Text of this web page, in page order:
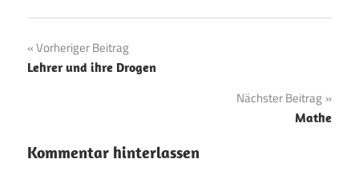
Beitragsnavigation
Vorheriger Beitrag
Lehrer und ihre Drogen
Nächster Beitrag
Mathe
Kommentar hinterlassen